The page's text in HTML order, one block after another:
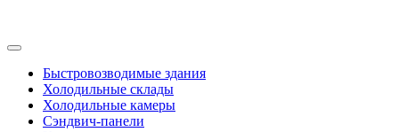
Быстровозводимые здания
Холодильные склады
Холодильные камеры
Сэндвич-панели